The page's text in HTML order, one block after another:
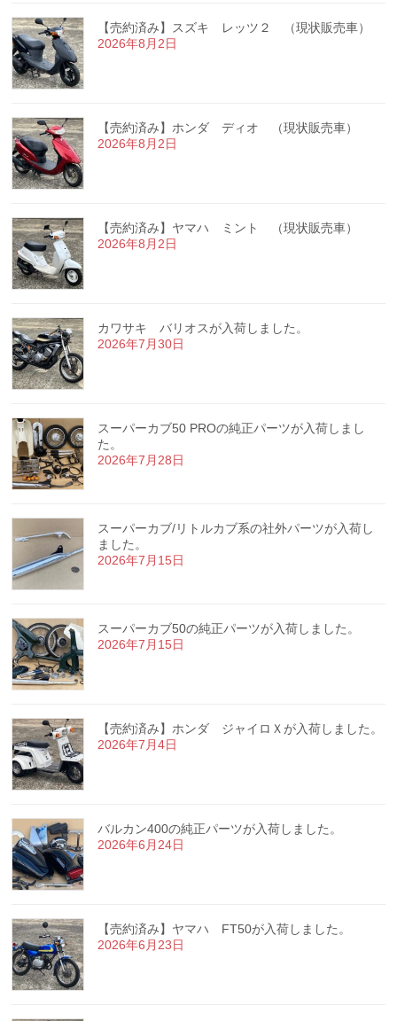
【売約済み】スズキ レッツ２ （現状販売車）
2026年8月2日
【売約済み】ホンダ ディオ （現状販売車）
2026年8月2日
【売約済み】ヤマハ ミント （現状販売車）
2026年8月2日
カワサキ バリオスが入荷しました。
2026年7月30日
スーパーカブ50 PROの純正パーツが入荷しまし
た。
2026年7月28日
スーパーカブ/リトルカブ系の社外パーツが入荷し
ました。
2026年7月15日
スーパーカブ50の純正パーツが入荷しました。
2026年7月15日
【売約済み】ホンダ ジャイロＸが入荷しました。
2026年7月4日
バルカン400の純正パーツが入荷しました。
2026年6月24日
【売約済み】ヤマハ FT50が入荷しました。
2026年6月23日